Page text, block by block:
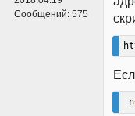
Сообщений: 575
n